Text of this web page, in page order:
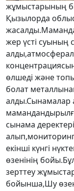
жұмыстарының
Қызылорда
жер үсті суының
өлшеді және
болат
алды.Сынамалар
сынама
екінші күнгі
өзенінің
зерттеу
бойынша,Шу